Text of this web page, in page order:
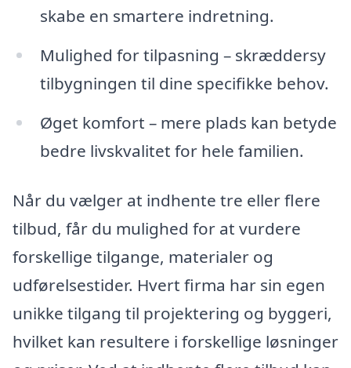
skabe en smartere indretning.
Mulighed for tilpasning – skræddersy
tilbygningen til dine specifikke behov.
Øget komfort – mere plads kan betyde
bedre livskvalitet for hele familien.
Når du vælger at indhente tre eller flere
tilbud, får du mulighed for at vurdere
forskellige tilgange, materialer og
udførelsestider. Hvert firma har sin egen
unikke tilgang til projektering og byggeri,
hvilket kan resultere i forskellige løsninger